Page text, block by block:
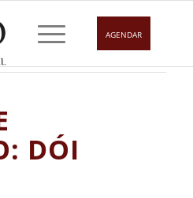
AGENDAR
DÓI